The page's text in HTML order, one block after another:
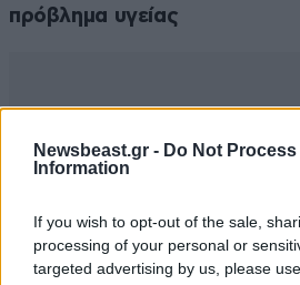
Newsbeast.gr - Do Not Process
Information
If you wish to opt-out of the sale,
processing of your personal or
targeted advertising by us, please
πρόβλημα υγείας